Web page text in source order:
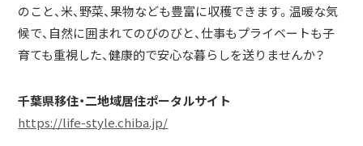
のこと、米、野菜、果物なども豊富に収穫できます。温暖な気
候で、自然に囲まれてのびのびと、仕事もプライベートも子
育ても重視した、健康的で安心な暮らしを送りませんか？
千葉県移住・二地域居住ポータルサイト
https://life-style.chiba.jp/